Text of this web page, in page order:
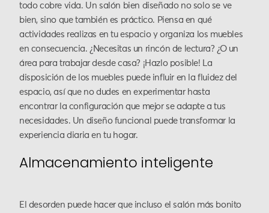
todo cobre vida. Un salón bien diseñado no solo se ve
bien, sino que también es práctico. Piensa en qué
actividades realizas en tu espacio y organiza los muebles
en consecuencia. ¿Necesitas un rincón de lectura? ¿O un
área para trabajar desde casa? ¡Hazlo posible! La
disposición de los muebles puede influir en la fluidez del
espacio, así que no dudes en experimentar hasta
encontrar la configuración que mejor se adapte a tus
necesidades. Un diseño funcional puede transformar la
experiencia diaria en tu hogar.
Almacenamiento inteligente
El desorden puede hacer que incluso el salón más bonito